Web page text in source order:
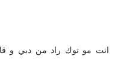
انت مو توك راد من دبي و